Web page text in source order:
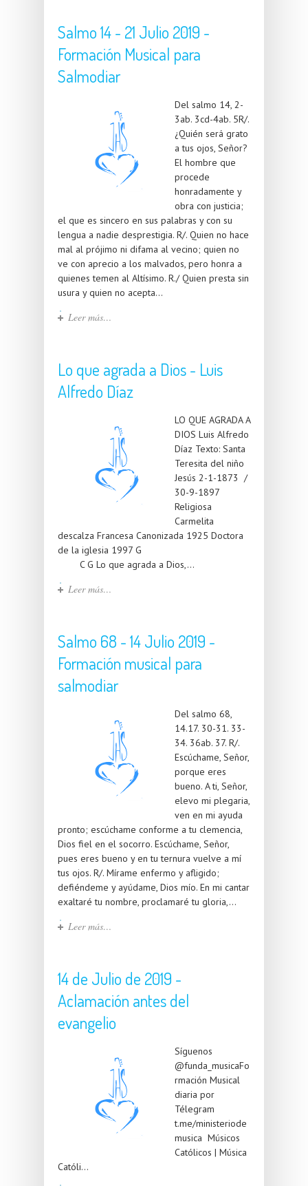
Salmo 14 - 21 Julio 2019 -
Formación Musical para
Salmodiar
Del salmo 14, 2-
3ab. 3cd-4ab. 5R/.
¿Quién será grato
a tus ojos, Señor?
El hombre que
procede
honradamente y
obra con justicia;
el que es sincero en sus palabras y con su
lengua a nadie desprestigia. R/. Quien no hace
mal al prójimo ni difama al vecino; quien no
ve con aprecio a los malvados, pero honra a
quienes temen al Altísimo. R./ Quien presta sin
usura y quien no acepta...
Leer más…
Lo que agrada a Dios - Luis
Alfredo Díaz
LO QUE AGRADA A
DIOS Luis Alfredo
Díaz Texto: Santa
Teresita del niño
Jesús 2-1-1873 /
30-9-1897
Religiosa
Carmelita
descalza Francesa Canonizada 1925 Doctora
de la iglesia 1997 G
C G Lo que agrada a Dios,...
Leer más…
Salmo 68 - 14 Julio 2019 -
Formación musical para
salmodiar
Del salmo 68,
14.17. 30-31. 33-
34. 36ab. 37. R/.
Escúchame, Señor,
porque eres
bueno. A ti, Señor,
elevo mi plegaria,
ven en mi ayuda
pronto; escúchame conforme a tu clemencia,
Dios fiel en el socorro. Escúchame, Señor,
pues eres bueno y en tu ternura vuelve a mí
tus ojos. R/. Mírame enfermo y afligido;
defiéndeme y ayúdame, Dios mío. En mi cantar
exaltaré tu nombre, proclamaré tu gloria,...
Leer más…
14 de Julio de 2019 -
Aclamación antes del
evangelio
Síguenos
@funda_musicaFo
rmación Musical
diaria por
Télegram
t.me/ministeriode
musica Músicos
Católicos | Música
Católi...